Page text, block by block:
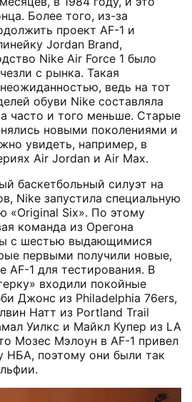
Более того, из-за
проект AF-1 и
Jordan Brand,
Nike Air Force 1 было
с рынка. Такая
ведь на тот
обуви Nike составляла
часто и того меньше. Старые
новыми поколениями и
увидеть, например, в
Air Jordan и Air Max.
баскетбольный силуэт на
Nike запустила специальную
«Original Six». По этому
команда из Орегона
с шестью выдающимися
первыми получили новые,
AF-1 для тестирования. В
входили покойные
Джонс из Philadelphia 76ers,
Натт из Portland Trail
Уилкс и Майкл Купер из LA
Мозес Мэлоун в AF-1 привел
НБА, поэтому они были так